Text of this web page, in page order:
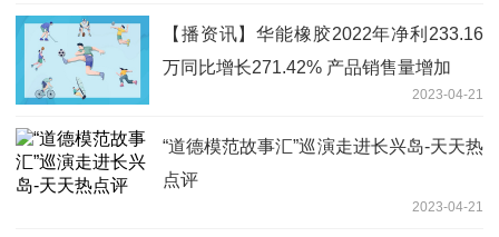
【播资讯】华能橡胶2022年净利233.16
万同比增长271.42% 产品销售量增加
2023-04-21
“道德模范故事汇”巡演走进长兴岛-天天热
点评
2023-04-21